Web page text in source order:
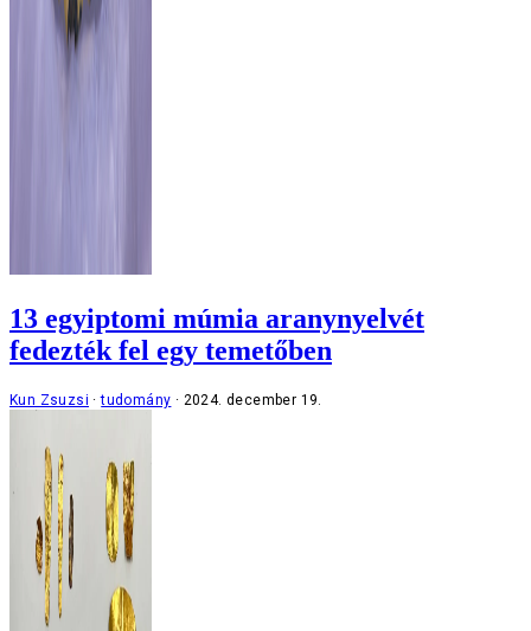
13 egyiptomi múmia aranynyelvét
fedezték fel egy temetőben
Kun Zsuzsi tudomány 2024. december 19.